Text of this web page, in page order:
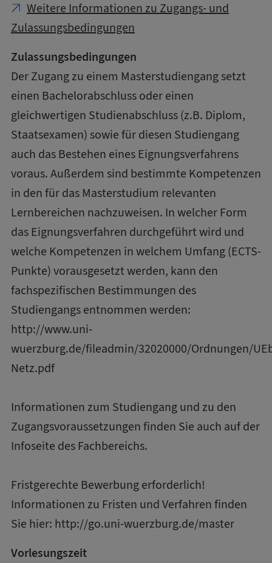
Weitere Informationen zu Zugangs- und
Zulassungsbedingungen
Zulassungsbedingungen
Der Zugang zu einem Masterstudiengang setzt
einen Bachelorabschluss oder einen
gleichwertigen Studienabschluss (z.B. Diplom,
Staatsexamen) sowie für diesen Studiengang
auch das Bestehen eines Eignungsverfahrens
voraus. Außerdem sind bestimmte Kompetenzen
in den für das Masterstudium relevanten
Lernbereichen nachzuweisen. In welcher Form
das Eignungsverfahren durchgeführt wird und
welche Kompetenzen in welchem Umfang (ECTS-
Punkte) vorausgesetzt werden, kann den
fachspezifischen Bestimmungen des
Studiengangs entnommen werden:
http://www.uni-
wuerzburg.de/fileadmin/32020000/Ordnungen/
Netz.pdf
Informationen zum Studiengang und zu den
Zugangsvoraussetzungen finden Sie auch auf der
Infoseite des Fachbereichs.
Fristgerechte Bewerbung erforderlich!
Informationen zu Fristen und Verfahren finden
Sie hier: http://go.uni-wuerzburg.de/master
Vorlesungszeit